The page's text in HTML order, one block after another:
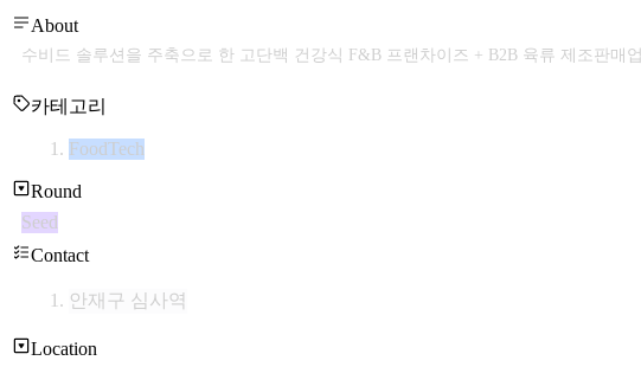
About
수비드 솔루션을 주축으로 한 고단백 건강식 F&B 프랜차이즈 + B2B 육류 제조판매업
카테고리
FoodTech
Round
Seed
Contact
안재구 심사역
Location